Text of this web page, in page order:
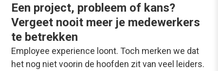
Een project, probleem of kans?
Vergeet nooit meer je medewerkers
te betrekken
Employee experience loont. Toch merken we dat
het nog niet voorin de hoofden zit van veel leiders.